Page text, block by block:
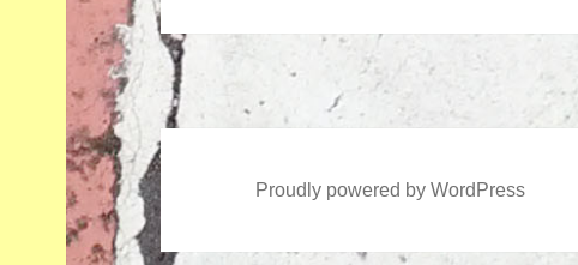
ン
投
Proudly powered by WordPress